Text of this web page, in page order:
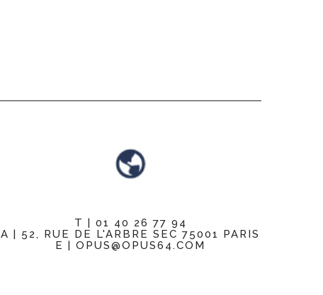
T | 01 40 26 77 94
A | 52, RUE DE L'ARBRE SEC 75001 PARIS
E | OPUS@OPUS64.COM